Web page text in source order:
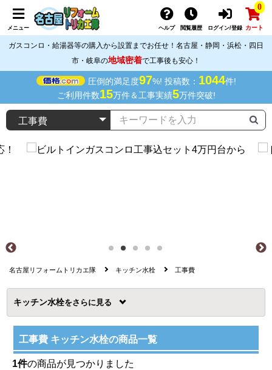
メニュー ヘルプ 閲覧履歴 ログイン/登録
0
カート
ガスコンロ・給湯器等の購入から設置までお任せ！名古屋・静岡・浜松・四日
市・岐阜の地域密着で工事後も安心！
圧倒的満足度97%! 投稿数： 1044件!
ご利用件数15万件＆工事実績5万件突破!
名古屋リフォームトリカエ隊 キッチン水栓 工事費
キッチン水栓を
工事費 キッチン水栓の商品一覧
1件の商品が見つかりました